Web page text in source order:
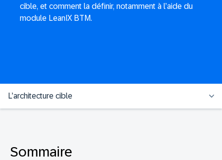
cible, et comment la définir, notamment à l’aide du
module LeanIX BTM.
L’architecture cible
Sommaire